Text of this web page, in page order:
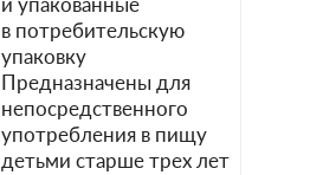
в потребительскую
упаковку
Предназначены для
непосредственного
употребления в пищу
детьми старше трех лет